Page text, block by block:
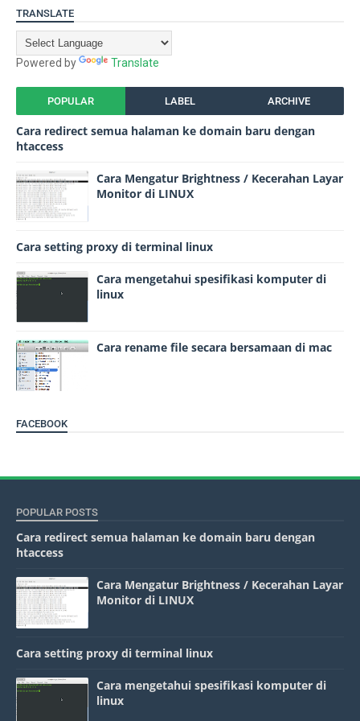
TRANSLATE
Powered by Translate
POPULAR LABEL ARCHIVE
Cara redirect semua halaman ke domain baru dengan
htaccess
Cara Mengatur Brightness / Kecerahan Layar
Monitor di LINUX
Cara setting proxy di terminal linux
Cara mengetahui spesifikasi komputer di
linux
Cara rename file secara bersamaan di mac
FACEBOOK
POPULAR POSTS
Cara redirect semua halaman ke domain baru dengan
htaccess
Cara Mengatur Brightness / Kecerahan Layar
Monitor di LINUX
Cara setting proxy di terminal linux
Cara mengetahui spesifikasi komputer di
linux